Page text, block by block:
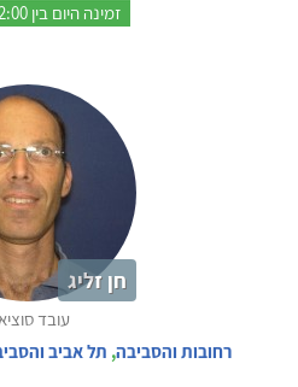
זמינה היום בין 12:00 ל 22:00
חן זליג
עובד
רחובות והסביבה, תל אביב